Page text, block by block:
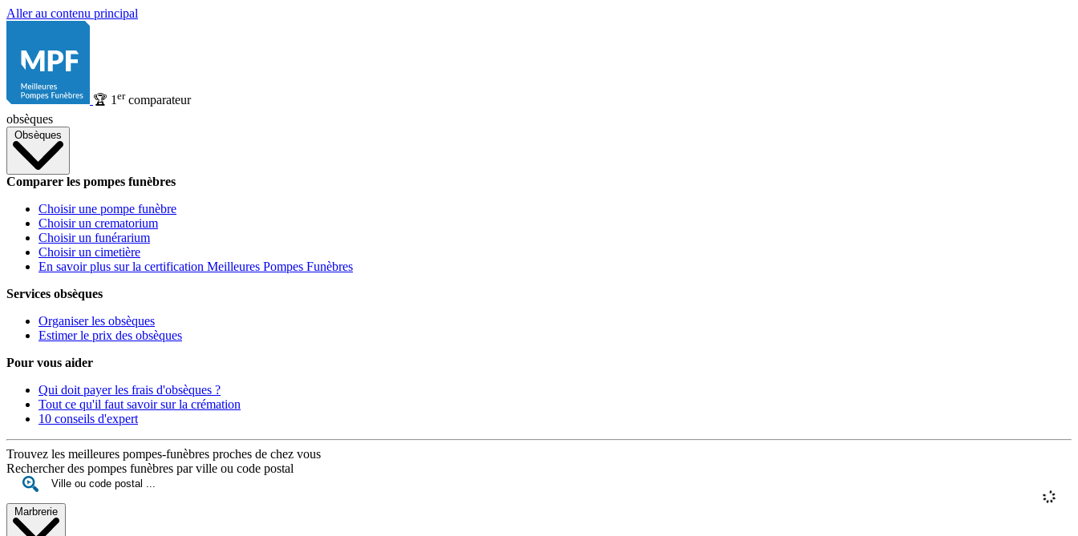
Aller au contenu principal
🏆 1 ercomparateur
obsèques
Obsèques
Comparer les pompes funèbres
Choisir une pompe funèbre
Choisir un crematorium
Choisir un funérarium
Choisir un cimetière
En savoir plus sur la certification Meilleures Pompes Funèbres
Services obsèques
Organiser les obsèques
Estimer le prix des obsèques
Pour vous aider
Qui doit payer les frais d'obsèques ?
Tout ce qu'il faut savoir sur la crémation
10 conseils d'expert
Trouvez les meilleures pompes-funèbres proches de chez vous
Rechercher des pompes funèbres par ville ou code postal
Marbrerie